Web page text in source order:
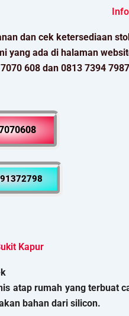
dan cek ketersediaan
yang ada di halaman
608 dan 0813 7394
Kapur
atap rumah yang terbuat
bahan dari silicon.